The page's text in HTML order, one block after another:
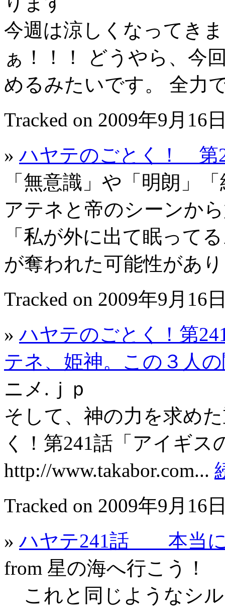
今週は涼しくなってき
ぁ！！！ どうやら、今
めるみたいです。 全力
Tracked on 2009年9月16
»ハヤテのごとく！ 第
「無意識」や「明朗」
アテネと帝のシーンか
「私が外に出て眠って
が奪われた可能性があ
Tracked on 2009年9月16
»ハヤテのごとく！第
テネ、姫神。この３人
ニメ.ｊｐ
そして、神の力を求め
く！第241話「アイギス
http://www.takabor.com...
Tracked on 2009年9月16
»ハヤテ241話 本当に
from 星の海へ行こう！
これと同じようなシ